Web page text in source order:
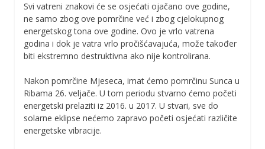
Svi vatreni znakovi će se osjećati ojačano ove godine,
ne samo zbog ove pomrčine već i zbog cjelokupnog
energetskog tona ove godine. Ovo je vrlo vatrena
godina i dok je vatra vrlo pročišćavajuća, može također
biti ekstremno destruktivna ako nije kontrolirana.
Nakon pomrčine Mjeseca, imat ćemo pomrčinu Sunca u
Ribama 26. veljače. U tom periodu stvarno ćemo početi
energetski prelaziti iz 2016. u 2017. U stvari, sve do
solarne eklipse nećemo zapravo početi osjećati različite
energetske vibracije.